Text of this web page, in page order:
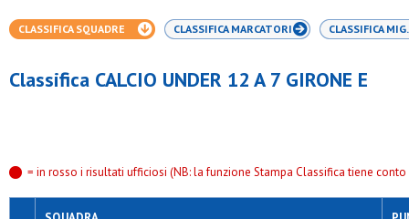
CLASSIFICA SQUADRE CLASSIFICA MARCATORI CLASSIFICA
Classifica CALCIO UNDER 12 A 7 GIRONE E
= in rosso i risultati ufficiosi (NB: la funzione Stampa Classifica tiene